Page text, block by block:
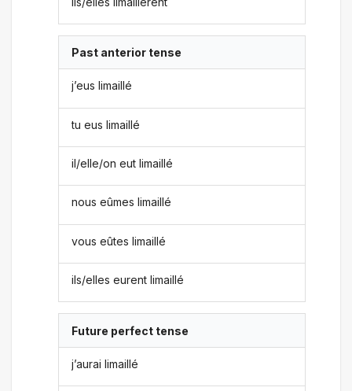
Past anterior tense
j’eus limaillé
tu eus limaillé
il/elle/on eut limaillé
nous eûmes limaillé
vous eûtes limaillé
ils/elles eurent limaillé
Future perfect tense
j’aurai limaillé